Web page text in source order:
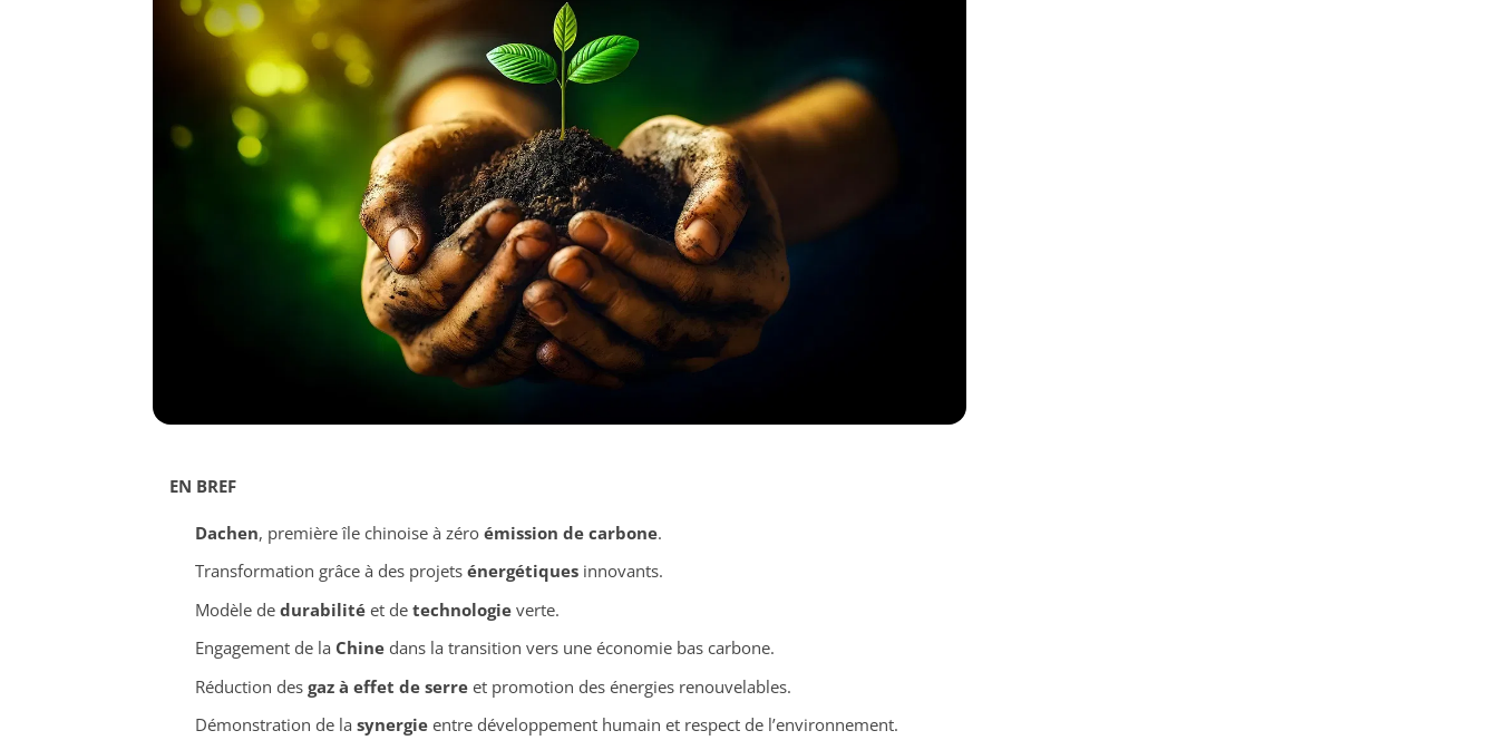
EN BREF
Dachen, première île chinoise à zéro émission de carbone.
Transformation grâce à des projets énergétiquesinnovants.
Modèle de durabilitéet de technologieverte.
Engagement de la Chinedans la transition vers une économie bas carbone.
Réduction des gaz à effet de serreet promotion des énergies renouvelables.
Démonstration de la synergieentre développement humain et respect de l’environnement.